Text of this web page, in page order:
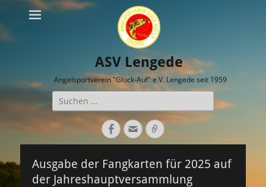
ASV Lengede
Angelsportverein "Glück-Auf" e.V. Lengede seit 1959
Suche
nach:
Facebook
E-
Mail
Verknüpfung
Ausgabe der Fangkarten für 2025 auf
der Jahreshauptversammlung